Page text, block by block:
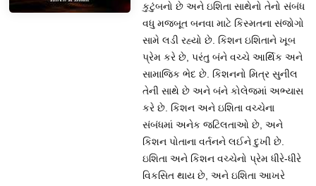
કુટુંબનો છે અને ઇશિતા સાથેનો તેનો સંબંધ
વધુ મજબૂત બનવા માટે કિસ્મતના સંજોગો
સામે લડી રહ્યો છે. કિશન ઇશિતાને ખૂબ
પ્રેમ કરે છે, પરંતુ બંને વચ્ચે આર્થિક અને
સામાજિક ભેદ છે. કિશનનો મિત્ર સુનીલ
તેની સાથે છે અને બંને કોલેજમાં અભ્યાસ
કરે છે. કિશન અને ઇશિતા વચ્ચેના
સંબંધમાં અનેક જટિલતાઓ છે, અને
કિશન પોતાના વર્તનને લઈને દુખી છે.
ઇશિતા અને કિશન વચ્ચેનો પ્રેમ ધીરે-ધીરે
વિકસિત થાય છે, અને ઇશિતા આખરે